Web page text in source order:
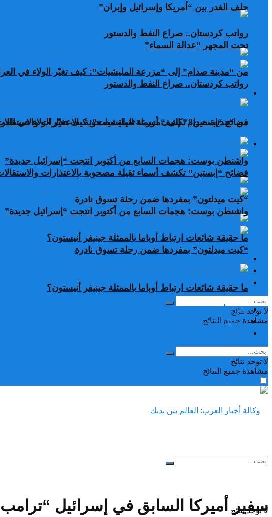
رواتب كردستان.. صراع النفط والدستور
من “مدينة صدام” إلى “مزرعة المليشيات”: كيف تغيّر الولاء في
صحافة عربية ودولية
فضائح “إبستين” تكشف أسماء ثقيلة مصحوبة بالاعتذارات
واشنطن بوست: هجمات السابع من أكتوبر انتجت “إسرائيل جديدة”
“كيت ميدلتون” بمفردها ضمن رحلة تسوق نادرة
ما حقيقة شائعات ارتباط أوباما بالممثلة جينيفر أنيستون؟
دراسات وبحوث
رياضة
لا توجد نتائج
مشاهدة جميع النتائح
حلف الغدر بين “أمريكا وإسرائيل وإيران”
تحت المجهر “عدالة السماء”
رواتب كردستان.. صراع النفط والدستور
من “مدينة صدام” إلى “مزرعة المليشيات”: كيف تغيّر الولاء في
صحافة عربية ودولية
فضائح “إبستين” تكشف أسماء ثقيلة مصحوبة بالاعتذارات
واشنطن بوست: هجمات السابع من أكتوبر انتجت “إسرائيل جديدة”
“كيت ميدلتون” بمفردها ضمن رحلة تسوق نادرة
ما حقيقة شائعات ارتباط أوباما بالممثلة جينيفر أنيستون؟
تغريدات
دراسات وبحوث
لا توجد نتائج
مشاهدة جميع النتائح
لا توجد نتائج
سفير أميركا السابق في إسرائيل